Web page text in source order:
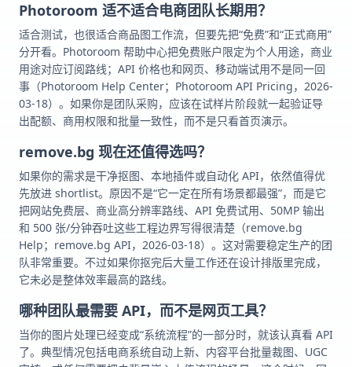
Photoroom 适不适合电商团队长期用？
适合测试，也很适合商品图工作流，但要先把“免费”和“正式商用”
分开看。Photoroom 帮助中心把免费账户限定为个人用途，商业
用途对应订阅路线；API 价格也和网页、移动端试用不是同一回
事（Photoroom Help Center；Photoroom API Pricing，2026-
03-18）。如果你是团队采购，应该在试样片阶段就一起验证导
出配额、商用权限和批量一致性，而不是只看首页演示。
remove.bg 现在还值得选吗？
如果你的需求是干净抠图、本地插件或自动化 API，依然值得优
先放进 shortlist。原因不是“它一定在所有场景都最强”，而是它
把网站免费层、商业高分辨率路线、API 免费试用、50MP 输出
和 500 张/分钟吞吐这些工程边界写得很清楚（remove.bg
Help；remove.bg API，2026-03-18）。这对需要稳定生产的团
队非常重要。不过如果你抠完后大量工作还在设计排版里完成，
它未必是整体效率最高的路线。
哪种团队最需要 API，而不是网页工具？
当你的图片处理已经变成“系统流程”的一部分时，就该认真看 API
了。典型情况包括电商系统自动上新、内容平台批量裁图、UGC